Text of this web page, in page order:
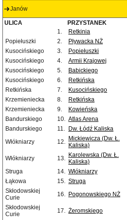
Janów
ULICA PRZYSTANEK
1.
Retkinia
Popiełuszki
2. Pływacka NŻ
Kusocińskiego
3. Popiełuszki
Kusocińskiego
4. Armii Krajowej
Kusocińskiego
5. Babickiego
Kusocińskiego
6. Retkińska
Retkińska
7. Kusocińskiego
Krzemieniecka
8. Retkińska
Krzemieniecka
9. Kowieńska
Bandurskiego
10. Atlas Arena
Bandurskiego
11. Dw. Łódź Kaliska
Włókniarzy
12. Mickiewicza (Dw. Ł.
Kaliska)
Włókniarzy 13. Karolewska (Dw. Ł.
Kaliska)
Struga 14. Włókniarzy
Łąkowa
15. Struga
Skłodowskiej
Curie
16. Pogonowskiego NŻ
Skłodowskiej
Curie
17. Żeromskiego